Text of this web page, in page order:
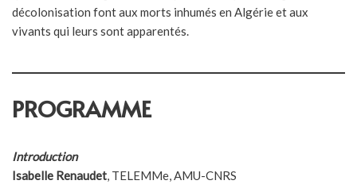
décolonisation font aux morts inhumés en Algérie et aux
vivants qui leurs sont apparentés.
PROGRAMME
Introduction
Isabelle Renaudet, TELEMMe, AMU-CNRS